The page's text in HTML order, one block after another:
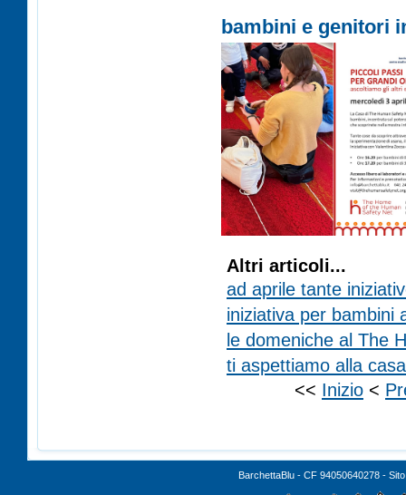
bambini e genitori
Altri articoli...
ad aprile tante
iniziativa per bambini
le domeniche al The
ti aspettiamo alla
<< Inizio <
BarchettaBlu - CF 94050640278 -